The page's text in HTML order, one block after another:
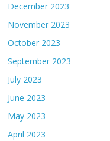
December 2023
November 2023
October 2023
September 2023
July 2023
June 2023
May 2023
April 2023